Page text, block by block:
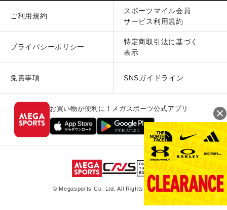
ご利用規約
スポーツマイル会員
サービス利用規約
プライバシーポリシー
特定商取引法に基づく
表示
免責事項 SNSガイドライン
お買い物が便利に！メガスポーツ公式アプリ
© Megasports Co. Ltd. All Rights Reserved.